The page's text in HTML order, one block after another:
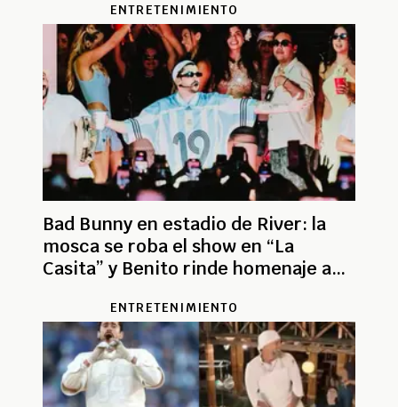
ENTRETENIMIENTO
Bad Bunny en estadio de River: la
mosca se roba el show en “La
Casita” y Benito rinde homenaje a
ENTRETENIMIENTO